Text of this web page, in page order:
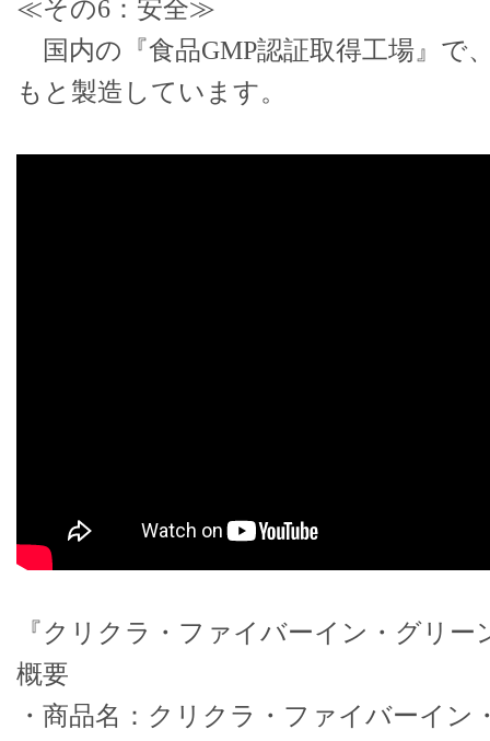
≪その6：安全≫
国内の『食品GMP認証取得工場』で
もと製造しています。
『クリクラ・ファイバーイン・グリ
概要
・商品名：クリクラ・ファイバーイン